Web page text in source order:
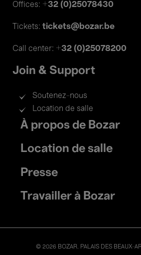
Offices: +32 (0)25078430
Tickets: tickets@bozar.be
Call center: +32 (0)25078200
Join & Support
Soutenez-nous
Location de salle
Footer
menu
À propos de Bozar
Location de salle
Presse
Travailler à Bozar
© 2026 BOZAR. PALAIS DES BEAUX-